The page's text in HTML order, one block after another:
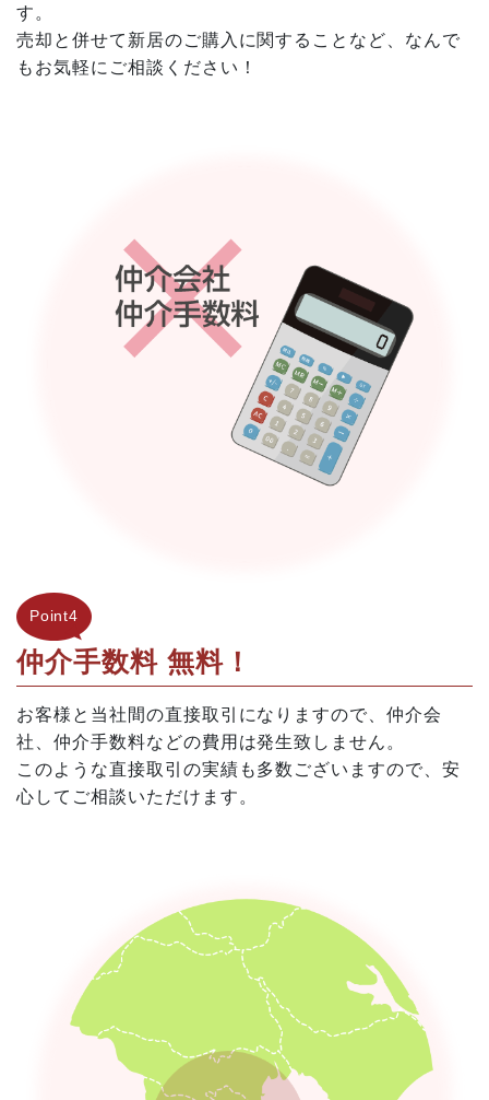
す。
売却と併せて新居のご購入に関することなど、なんで
もお気軽にご相談ください！
Point4
仲介手数料 無料！
お客様と当社間の直接取引になりますので、仲介会
社、仲介手数料などの費用は発生致しません。
このような直接取引の実績も多数ございますので、安
心してご相談いただけます。